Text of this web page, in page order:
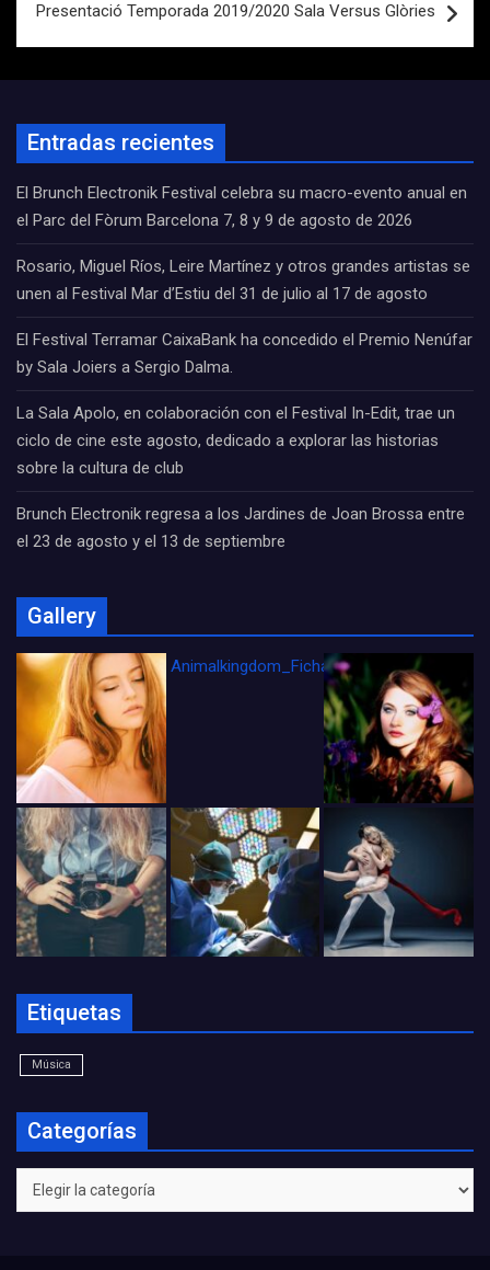
Presentació Temporada 2019/2020 Sala Versus Glòries
Entradas recientes
El Brunch Electronik Festival celebra su macro-evento anual en
el Parc del Fòrum Barcelona 7, 8 y 9 de agosto de 2026
Rosario, Miguel Ríos, Leire Martínez y otros grandes artistas se
unen al Festival Mar d’Estiu del 31 de julio al 17 de agosto
El Festival Terramar CaixaBank ha concedido el Premio Nenúfar
by Sala Joiers a Sergio Dalma.
La Sala Apolo, en colaboración con el Festival In-Edit, trae un
ciclo de cine este agosto, dedicado a explorar las historias
sobre la cultura de club
Brunch Electronik regresa a los Jardines de Joan Brossa entre
el 23 de agosto y el 13 de septiembre
Gallery
Animalkingdom_FichaCine
Etiquetas
Música
Categorías
Categorías